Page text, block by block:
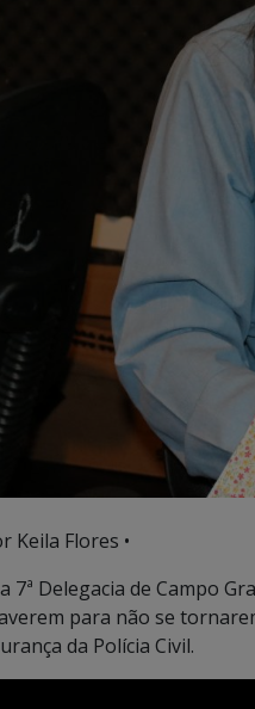
Keila Flores •
7ª Delegacia de Campo
para não se
da Polícia Civil.